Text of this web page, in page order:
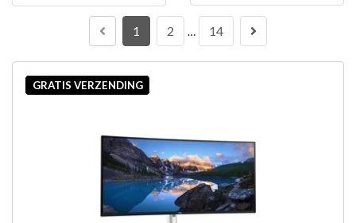
1 2 … 14
GRATIS VERZENDING